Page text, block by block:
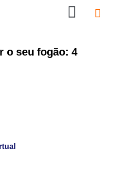
o seu fogão: 4